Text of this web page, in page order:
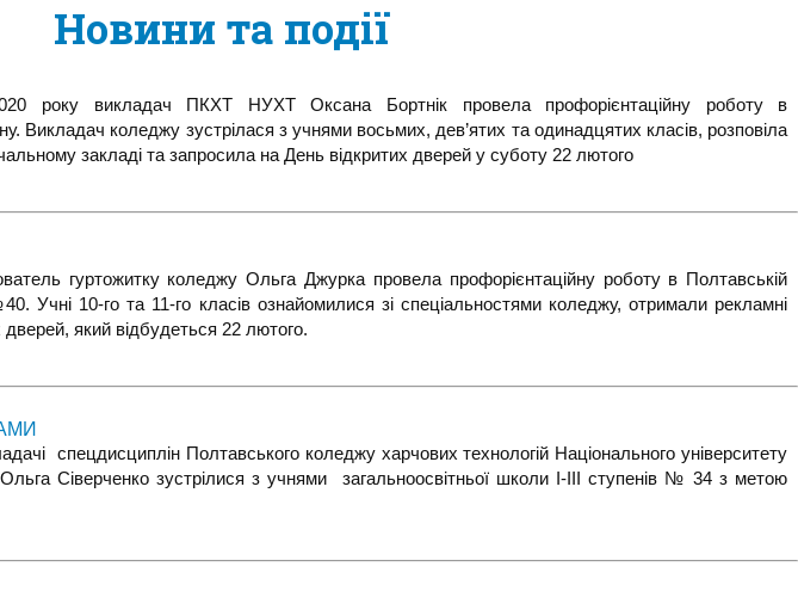
Новини та події
року викладач ПКХТ НУХТ Оксана Бортнік провела профорієнтаційну роботу в
Викладач коледжу зустрілася з учнями восьмих, дев’ятих та одинадцятих класів, розповіла
закладі та запросила на День відкритих дверей у суботу 22 лютого
гуртожитку коледжу Ольга Джурка провела профорієнтаційну роботу в Полтавській
Учні 10-го та 11-го класів ознайомилися зі спеціальностями коледжу, отримали рекламні
дверей, який відбудеться 22 лютого.
спецдисциплін Полтавського коледжу харчових технологій Національного університету
Сіверченко зустрілися з учнями загальноосвітньої школи І-ІІІ ступенів № 34 з метою